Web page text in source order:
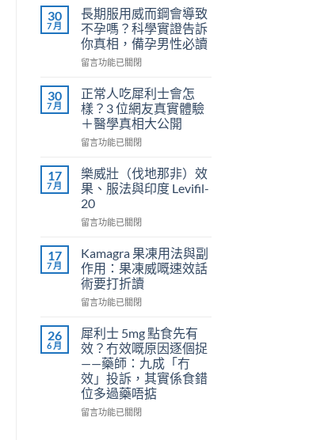
30
7 月
長期服用威而鋼會導致
不孕嗎？科學實證告訴
你真相，備孕男性必讀
在
期
服
用
威
而
會
導
致
不
孕
科
學
實
證
告
你
真
相，
備
孕
男
性
留言功能已關閉
30
7 月
正常人吃犀利士會怎
樣？3 位網友真實體驗
＋醫學真相大公開
在
常
人
吃
犀
利
會
怎
樣？
3
位
友
真
實
體
驗
＋
醫
留言功能已關閉
17
7 月
樂威壯（伐地那非）效
果、服法與印度 Levifil-
20
在
威
壯
（伐
地
那
效
果、
服
與
印
度
留言功能已關閉
17
7 月
Kamagra 果凍用法與副
作用：果凍威嘅速效話
術要打折讀
在
果
凍
用
法
與
副
作
留言功能已關閉
26
6 月
犀利士 5mg 點食先有
效？冇效嘅原因逐個捉
——藥師：九成「冇
效」投訴，其實係食錯
位多過藥唔掂
在
留言功能已關閉